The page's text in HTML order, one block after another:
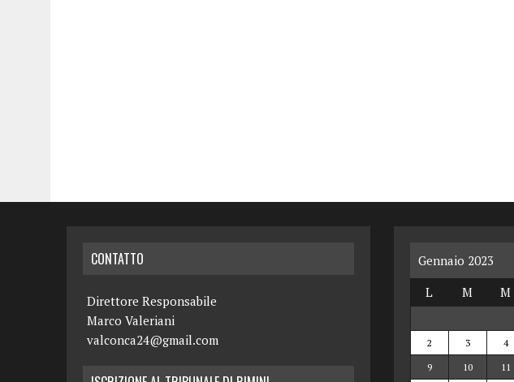
CONTATTO
Direttore Responsabile
Marco Valeriani
valconca24@gmail.com
Gennaio 2023
L
M M
2
3 4
9
10 11